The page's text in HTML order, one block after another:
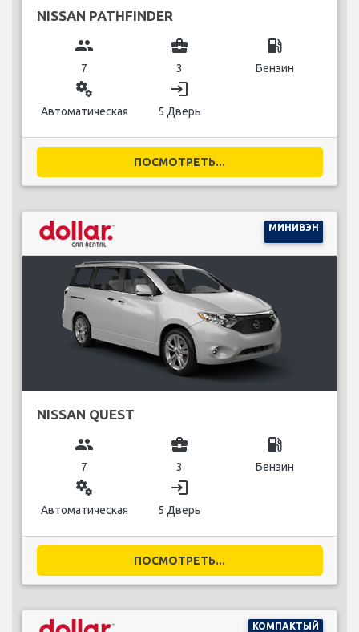
NISSAN PATHFINDER
group
7
business_center
3
local_gas_station
Бензин
miscellaneous_services
Автоматическая
login
5 Дверь
ПОСМОТРЕТЬ...
МИНИВЭН
NISSAN QUEST
group
7
business_center
3
local_gas_station
Бензин
miscellaneous_services
Автоматическая
login
5 Дверь
ПОСМОТРЕТЬ...
КОМПАКТЫЙ